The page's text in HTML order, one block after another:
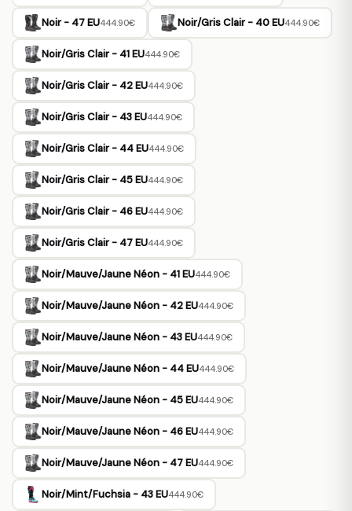
Noir - 47 EU444.90€ Noir/Gris Clair - 40 EU444.90€
Noir/Gris Clair - 41 EU444.90€
Noir/Gris Clair - 42 EU444.90€
Noir/Gris Clair - 43 EU444.90€
Noir/Gris Clair - 44 EU444.90€
Noir/Gris Clair - 45 EU444.90€
Noir/Gris Clair - 46 EU444.90€
Noir/Gris Clair - 47 EU444.90€
Noir/Mauve/Jaune Néon - 41 EU444.90€
Noir/Mauve/Jaune Néon - 42 EU444.90€
Noir/Mauve/Jaune Néon - 43 EU444.90€
Noir/Mauve/Jaune Néon - 44 EU444.90€
Noir/Mauve/Jaune Néon - 45 EU444.90€
Noir/Mauve/Jaune Néon - 46 EU444.90€
Noir/Mauve/Jaune Néon - 47 EU444.90€
Noir/Mint/Fuchsia - 43 EU444.90€